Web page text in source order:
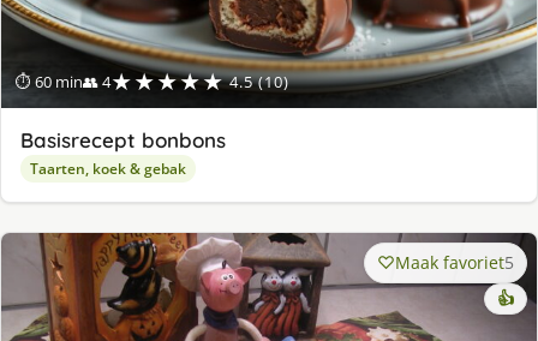
⏱ 60 min👥 4★★★★★ 4.5 (10)
Basisrecept bonbons
Taarten, koek & gebak
Maak favoriet5
👍